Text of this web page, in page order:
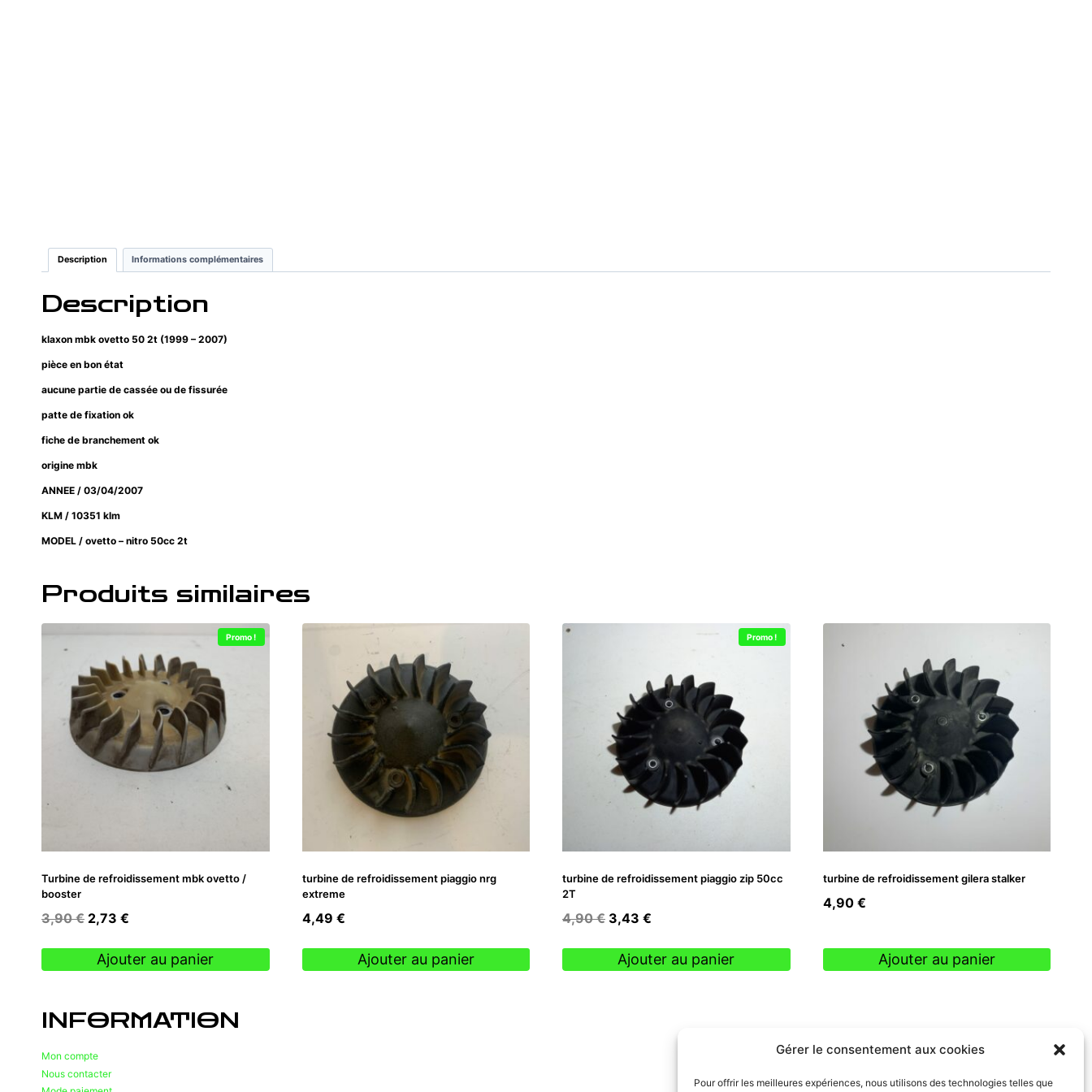
Gérer le consentement aux cookies
Pour offrir les meilleures expériences, nous utilisons des technologies telles que
Description Informations complémentaires
Description
klaxon mbk ovetto 50 2t (1999 – 2007)
pièce en bon état
aucune partie de cassée ou de fissurée
patte de fixation ok
fiche de branchement ok
origine mbk
ANNEE / 03/04/2007
KLM / 10351 klm
MODEL / ovetto – nitro 50cc 2t
Produits similaires
Promo !
Turbine de refroidissement mbk ovetto /
booster
3,90€ Le
initial
2,73 €
actuel
Ajouter au panier
turbine de refroidissement piaggio nrg
extreme
4,49 €
Ajouter au panier
Promo !
turbine de refroidissement piaggio zip 50cc
2T
4,90€ Le
initial
3,43 €
actuel
Ajouter au panier
turbine de refroidissement gilera stalker
4,90 €
Ajouter au panier
INFORMATION
Mon compte
Nous contacter